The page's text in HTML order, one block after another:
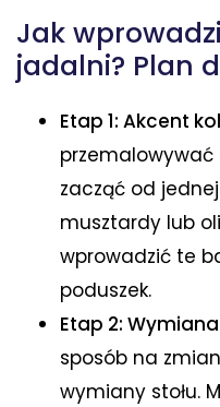
Jak
jadalni? Plan
Etap 1: Akcent
przemalowywać
zacząć od
musztardy lub
wprowadzić te
poduszek.
Etap 2: Wymiana
sposób na
wymiany stołu.